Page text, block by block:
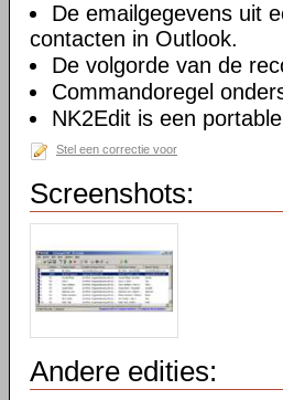
De emailgegevens uit
contacten in Outlook.
De volgorde van de
Commandoregel
NK2Edit is een
Stel een correctie voor
Screenshots:
Andere edities: